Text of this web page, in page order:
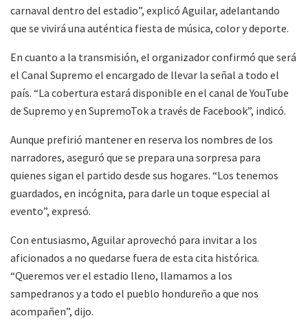
carnaval dentro del estadio”, explicó Aguilar, adelantando
que se vivirá una auténtica fiesta de música, color y deporte.
En cuanto a la transmisión, el organizador confirmó que será
el Canal Supremo el encargado de llevar la señal a todo el
país. “La cobertura estará disponible en el canal de YouTube
de Supremo y en SupremoTok a través de Facebook”, indicó.
Aunque prefirió mantener en reserva los nombres de los
narradores, aseguró que se prepara una sorpresa para
quienes sigan el partido desde sus hogares. “Los tenemos
guardados, en incógnita, para darle un toque especial al
evento”, expresó.
Con entusiasmo, Aguilar aprovechó para invitar a los
aficionados a no quedarse fuera de esta cita histórica.
“Queremos ver el estadio lleno, llamamos a los
sampedranos y a todo el pueblo hondureño a que nos
acompañen”, dijo.